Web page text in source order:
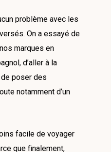
problème avec les
On a essayé de
marques en
d’aller à la
poser des
notamment d’un
facile de voyager
que finalement,